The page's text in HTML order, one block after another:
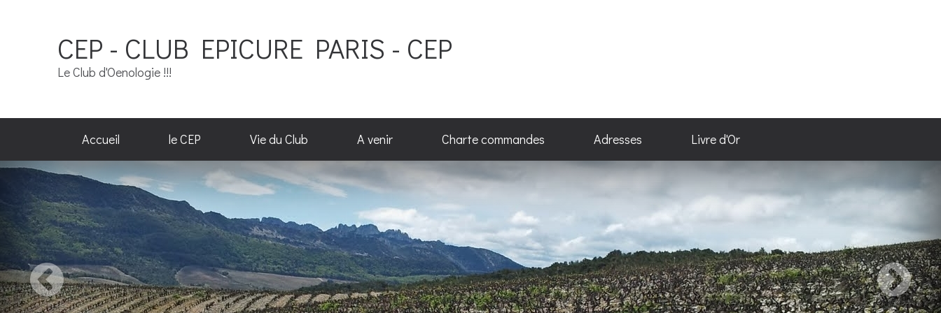
CEP - CLUB EPICURE PARIS - CEP
Le Club d'Oenologie !!!
Accueil le CEP Vie du Club A venir Charte commandes Adresses Livre d'Or